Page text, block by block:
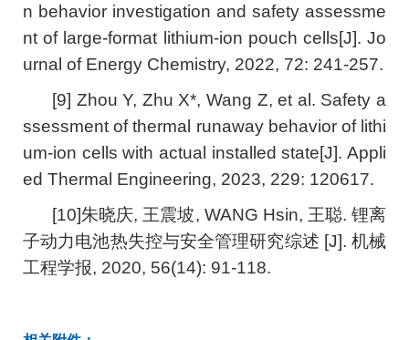
n behavior investigation and safety assessme
nt of large-format lithium-ion pouch cells[J]. Jo
urnal of Energy Chemistry, 2022, 72: 241-257.
[9] Zhou Y, Zhu X*, Wang Z, et al. Safety a
ssessment of thermal runaway behavior of lithi
um-ion cells with actual installed state[J]. Appli
ed Thermal Engineering, 2023, 229: 120617.
[10]朱晓庆, 王震坡, WANG Hsin, 王聪. 锂离
子动力电池热失控与安全管理研究综述 [J]. 机械
工程学报, 2020, 56(14): 91-118.